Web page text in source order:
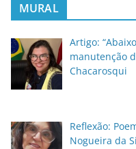
MURAL
Artigo:
manutenção
Chacarosqui
Reflexão:
Nogueira da